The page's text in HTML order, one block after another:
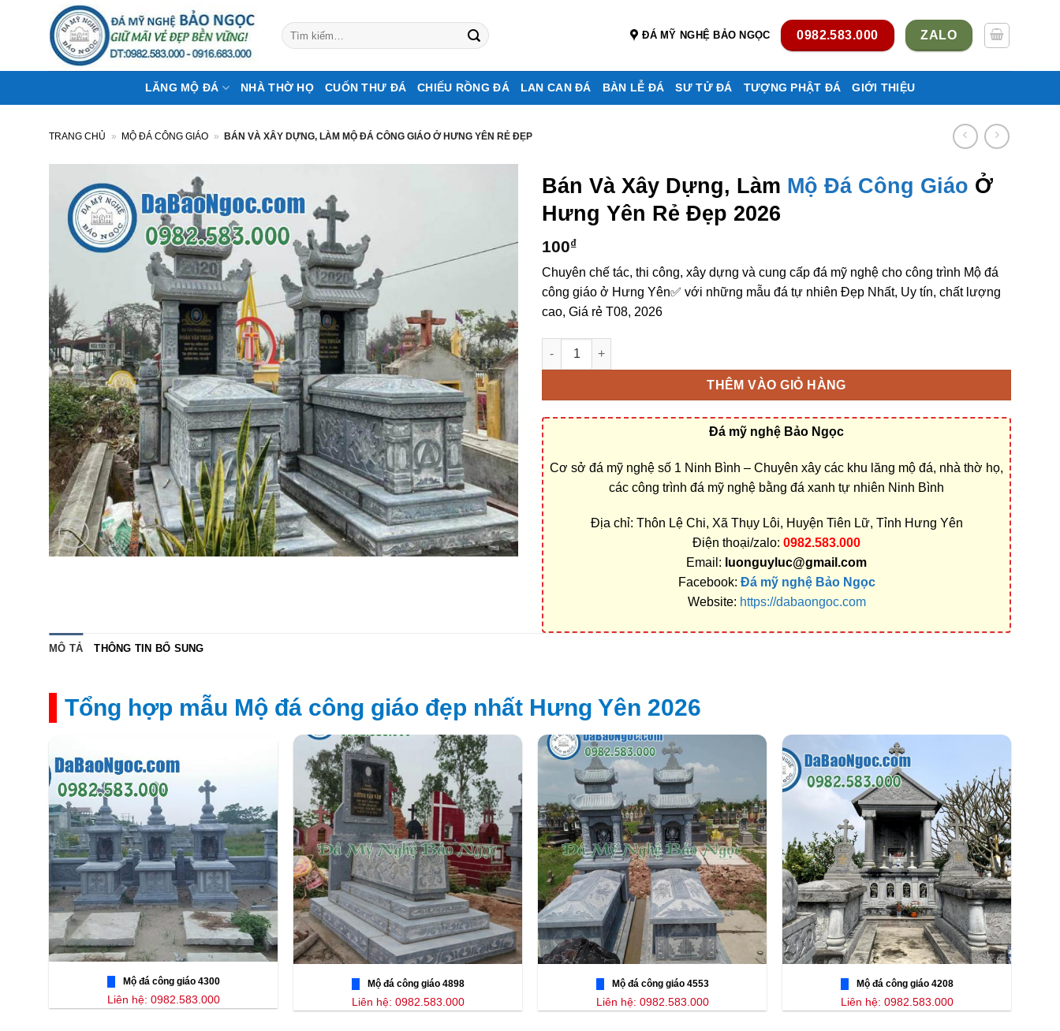
dung
Tìm
kiếm:
ĐÁ MỸ NGHỆ BẢO NGỌC 0982.583.000 ZALO
LĂNG MỘ ĐÁ NHÀ THỜ HỌ CUỐN THƯ ĐÁ CHIẾU RỒNG ĐÁ LAN CAN ĐÁ BÀN LỄ ĐÁ SƯ TỬ ĐÁ TƯỢNG PHẬT ĐÁ GIỚI THIỆU
TRANG CHỦ » MỘ ĐÁ CÔNG GIÁO » BÁN VÀ XÂY DỰNG, LÀM MỘ ĐÁ CÔNG GIÁO Ở HƯNG YÊN RẺ ĐẸP
Bán Và Xây Dựng, Làm Mộ Đá Công Giáo Ở
Hưng Yên Rẻ Đẹp 2026
100₫
Chuyên chế tác, thi công, xây dựng và cung cấp đá mỹ nghệ cho công trình Mộ đá
công giáo ở Hưng Yên✅ với những mẫu đá tự nhiên Đẹp Nhất, Uy tín, chất lượng
cao, Giá rẻ T08, 2026
Bán và xây dựng, làm Mộ đá công giáo ở Hưng Yên rẻ đẹp số lượng
THÊM VÀO GIỎ HÀNG
Đá mỹ nghệ Bảo Ngọc
Cơ sở đá mỹ nghệ số 1 Ninh Bình – Chuyên xây các khu lăng mộ đá, nhà thờ họ,
các công trình đá mỹ nghệ bằng đá xanh tự nhiên Ninh Bình
Địa chỉ: Thôn Lệ Chi, Xã Thụy Lôi, Huyện Tiên Lữ, Tỉnh Hưng Yên
Điện thoại/zalo: 0982.583.000
Email: luonguyluc@gmail.com
Facebook: Đá mỹ nghệ Bảo Ngọc
Website: https://dabaongoc.com
MÔ TẢ THÔNG TIN BỔ SUNG
Tổng hợp mẫu Mộ đá công giáo đẹp nhất Hưng Yên 2026
Mộ đá công giáo 4300
Liên hệ: 0982.583.000
Mộ đá công giáo 4898
Liên hệ: 0982.583.000
Mộ đá công giáo 4553
Liên hệ: 0982.583.000
Mộ đá công giáo 4208
Liên hệ: 0982.583.000